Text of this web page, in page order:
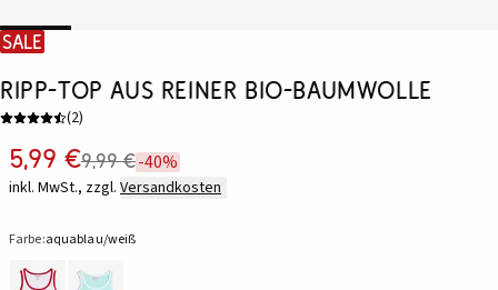
SALE
Ripp-Top aus reiner Bio-Baumwolle
(2)
5,99 €9,99 €-40%
inkl. MwSt., zzgl. Versandkosten
Farbe:aquablau/weiß